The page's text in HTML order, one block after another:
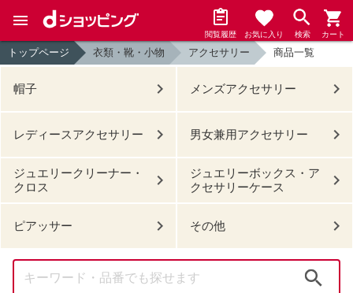
閲覧履歴 お気に入り 検索 カート
トップページ 衣類・靴・小物 アクセサリー 商品一覧
帽子 メンズアクセサリー
レディースアクセサリー 男女兼用アクセサリー
ジュエリークリーナー・
クロス
ジュエリーボックス・ア
クセサリーケース
ピアッサー その他